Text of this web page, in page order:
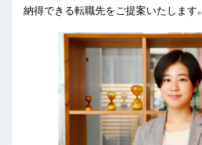
納得できる転職先をご提案いたします。